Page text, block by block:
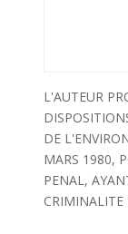
L'AUTEUR
DE
MARS 1980,
PENAL,